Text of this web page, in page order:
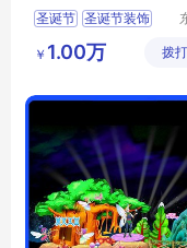
摆件装饰
圣诞节 圣诞节装饰
大型圣诞树定制
￥ 1.00万 拨